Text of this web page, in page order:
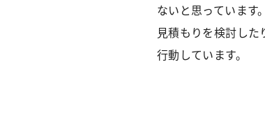
ないと思っています
見積もりを検討し
行動しています。